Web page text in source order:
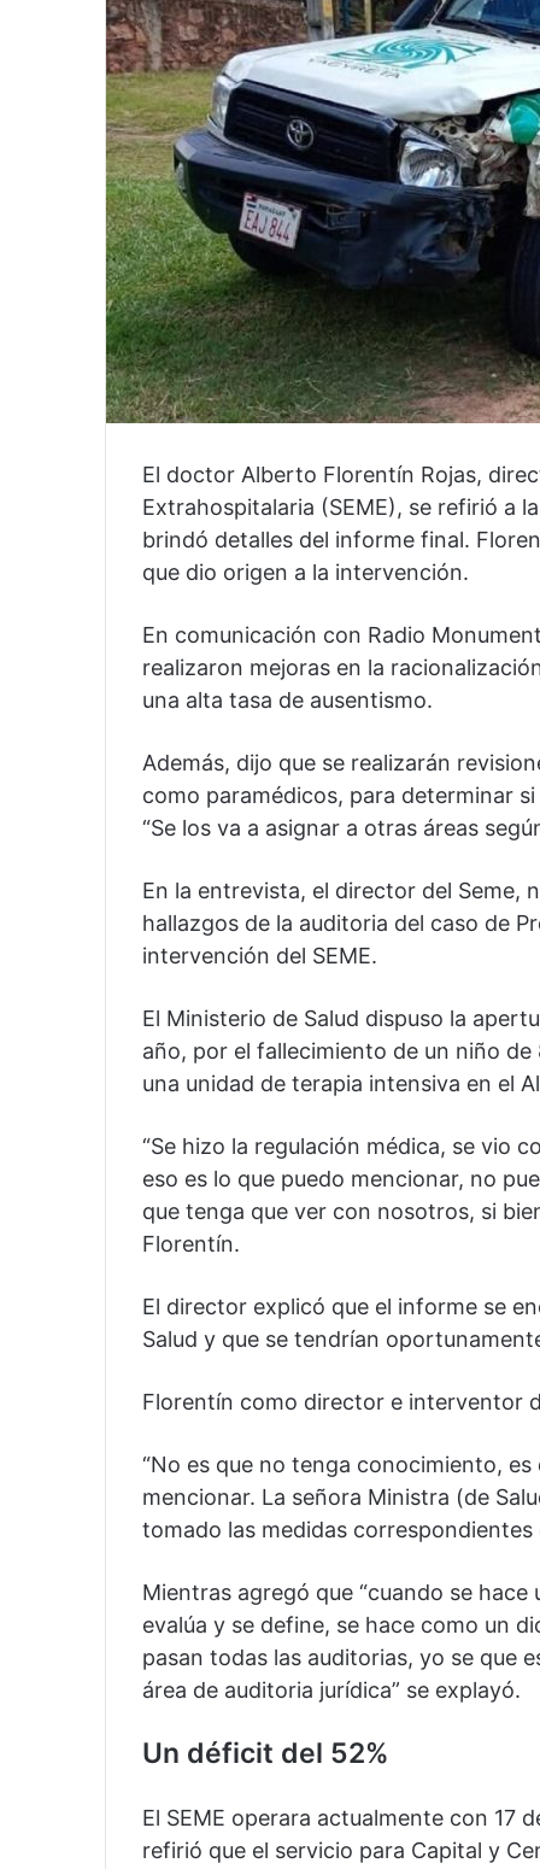
l
El doctor Alberto Florentín Rojas,
Extrahospitalaria (SEME), se refirió a
brindó detalles del informe final.
que dio origen a la intervención.
En comunicación con Radio
realizaron mejoras en la
una alta tasa de ausentismo.
Además, dijo que se realizarán
como paramédicos, para determinar
“Se los va a asignar a otras áreas
En la entrevista, el director del Seme,
hallazgos de la auditoria del caso de
intervención del SEME.
El Ministerio de Salud dispuso la
año, por el fallecimiento de un niño
una unidad de terapia intensiva en el
“Se hizo la regulación médica, se vio
eso es lo que puedo mencionar, no
que tenga que ver con nosotros, si
Florentín.
El director explicó que el informe se
Salud y que se tendrían
Florentín como director e interventor
“No es que no tenga conocimiento,
mencionar. La señora Ministra (de
tomado las medidas correspondientes
Mientras agregó que “cuando se
evalúa y se define, se hace como un
pasan todas las auditorias, yo se que
área de auditoria jurídica” se explayó.
Un déficit del 52%
El SEME operara actualmente con 17
refirió que el servicio para Capital y